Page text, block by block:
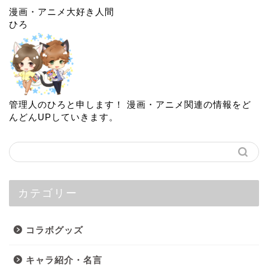
漫画・アニメ大好き人間
ひろ
管理人のひろと申します！ 漫画・アニメ関連の情報をど
んどんUPしていきます。
カテゴリー
コラボグッズ
キャラ紹介・名言